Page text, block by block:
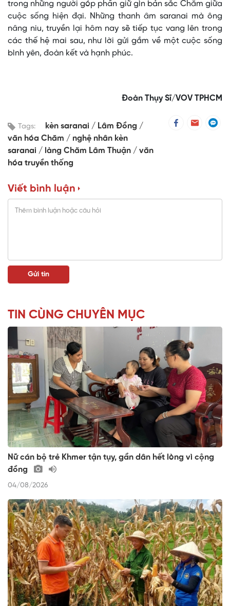
trong những người góp phần giữ gìn bản sắc Chăm giữa
cuộc sống hiện đại. Những thanh âm saranai mà ông
nâng niu, truyền lại hôm nay sẽ tiếp tục vang lên trong
các thế hệ mai sau, như lời gửi gắm về một cuộc sống
bình yên, đoàn kết và hạnh phúc.
Đoàn Thụy Sĩ/VOV TPHCM
Tags: kèn saranai
Lâm Đồng
văn hóa Chăm
nghệ nhân kèn
saranai
làng Chăm Lâm Thuận
văn
hóa truyền thống
Viết bình luận
TIN CÙNG CHUYÊN MỤC
Nữ cán bộ trẻ Khmer tận tụy, gần dân hết lòng vì cộng
đồng
04/08/2026